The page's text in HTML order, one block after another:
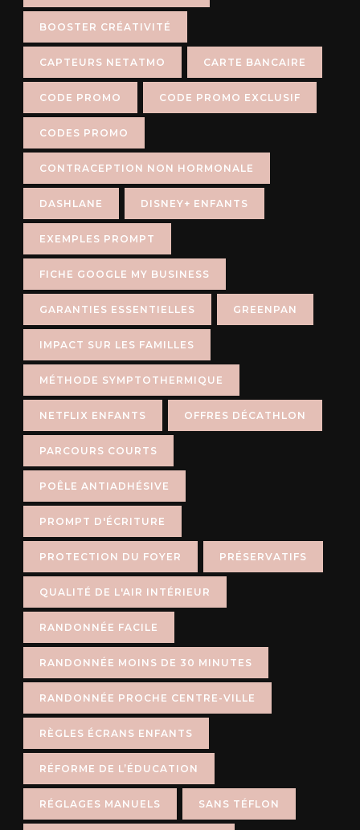
BOOSTER CRÉATIVITÉ
CAPTEURS NETATMO CARTE BANCAIRE
CODE PROMO CODE PROMO EXCLUSIF
CODES PROMO
CONTRACEPTION NON HORMONALE
DASHLANE DISNEY+ ENFANTS
EXEMPLES PROMPT
FICHE GOOGLE MY BUSINESS
GARANTIES ESSENTIELLES GREENPAN
IMPACT SUR LES FAMILLES
MÉTHODE SYMPTOTHERMIQUE
NETFLIX ENFANTS OFFRES DÉCATHLON
PARCOURS COURTS
POÊLE ANTIADHÉSIVE
PROMPT D'ÉCRITURE
PROTECTION DU FOYER PRÉSERVATIFS
QUALITÉ DE L'AIR INTÉRIEUR
RANDONNÉE FACILE
RANDONNÉE MOINS DE 30 MINUTES
RANDONNÉE PROCHE CENTRE-VILLE
RÈGLES ÉCRANS ENFANTS
RÉFORME DE L’ÉDUCATION
RÉGLAGES MANUELS SANS TÉFLON